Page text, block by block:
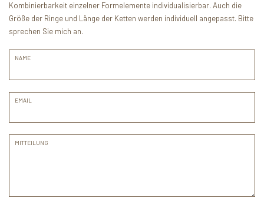
Kombinierbarkeit einzelner Formelemente individualisierbar. Auch die
Größe der Ringe und Länge der Ketten werden individuell angepasst. Bitte
sprechen Sie mich an.
NAME
EMAIL
MITTEILUNG